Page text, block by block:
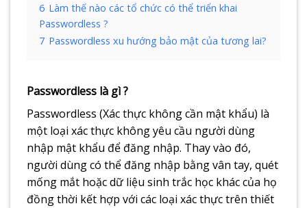
6 Làm thế nào các tổ chức có thể triển khai
Passwordless ?​
7 Passwordless xu hướng bảo mật của tương lai?​
Passwordless là gì ?​
Passwordless (Xác thực không cần mật khẩu) là
một loại xác thực không yêu cầu người dùng
nhập mật khẩu để đăng nhập. Thay vào đó,
người dùng có thể đăng nhập bằng vân tay, quét
mống mắt hoặc dữ liệu sinh trắc học khác của họ
đồng thời kết hợp với các loại xác thực trên thiết